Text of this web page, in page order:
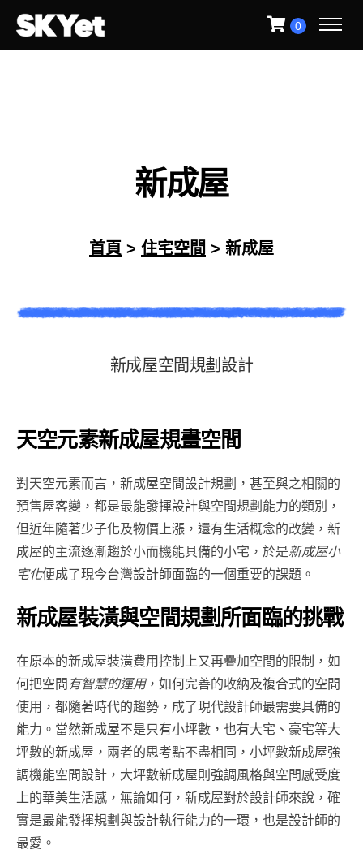
0
新成屋
首頁 > 住宅空間 > 新成屋
新成屋空間規劃 設計
天空元素新成屋規畫空間
對天空元素而言，新成屋空間設計規劃，甚至與之相關的
預售屋客變，都是最能發揮設計與空間規劃能力的類別，
但近年隨著少子化及物價上漲，還有生活概念的改變，新
成屋的主流逐漸趨於小而機能具備的小宅，於是新成屋小
宅化便成了現今台灣設計師面臨的一個重要的課題。
新成屋裝潢與空間規劃所面臨的挑戰
在原本的新成屋裝潢費用控制上又再疊加空間的限制，如
何把空間 有智慧的運用，如何完善的收納及複合式的空間
使用，都隨著時代的趨勢，成了現代設計師最需要具備的
能力。當然新成屋不是只有小坪數，也有大宅、豪宅等大
坪數的新成屋，兩者的思考點不盡相同，小坪數新成屋強
調機能空間設計，大坪數新成屋則強調風格與空間感受度
上的華美生活感，無論如何，新成屋對於設計師來說，確
實是最能發揮規劃與設計執行能力的一環，也是設計師的
最愛。